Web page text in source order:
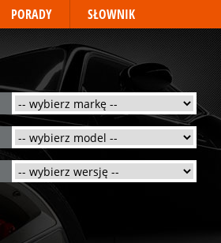
PORADY SŁOWNIK